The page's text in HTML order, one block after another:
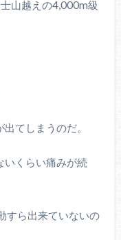
山越えの4,000m級
てしまうのだ。
いくらい痛みが続
すら出来ていないの